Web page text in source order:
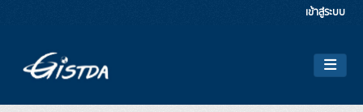
เข้าสู่ระบบ